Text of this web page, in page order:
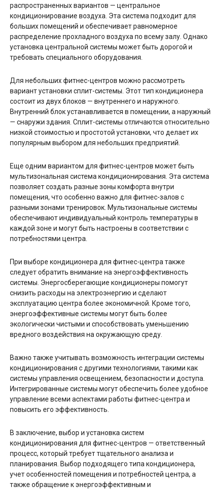
распространенных вариантов — центральное
кондиционирование воздуха. Эта система подходит для
больших помещений и обеспечивает равномерное
распределение прохладного воздуха по всему залу. Однако
установка центральной системы может быть дорогой и
требовать специального оборудования.
Для небольших фитнес-центров можно рассмотреть
вариант установки сплит-системы. Этот тип кондиционера
состоит из двух блоков — внутреннего и наружного.
Внутренний блок устанавливается в помещении, а наружный
— снаружи здания. Сплит-системы отличаются относительно
низкой стоимостью и простотой установки, что делает их
популярным выбором для небольших предприятий.
Еще одним вариантом для фитнес-центров может быть
мультизональная система кондиционирования. Эта система
позволяет создать разные зоны комфорта внутри
помещения, что особенно важно для фитнес-залов с
разными зонами тренировок. Мультизональные системы
обеспечивают индивидуальный контроль температуры в
каждой зоне и могут быть настроены в соответствии с
потребностями центра.
При выборе кондиционера для фитнес-центра также
следует обратить внимание на энергоэффективность
системы. Энергосберегающие кондиционеры помогут
снизить расходы на электроэнергию и сделают
эксплуатацию центра более экономичной. Кроме того,
энергоэффективные системы могут быть более
экологически чистыми и способствовать уменьшению
вредного воздействия на окружающую среду.
Важно также учитывать возможность интеграции системы
кондиционирования с другими технологиями, такими как
системы управления освещением, безопасности и доступа.
Интегрированные системы могут обеспечить более удобное
управление всеми аспектами работы фитнес-центра и
повысить его эффективность.
В заключение, выбор и установка систем
кондиционирования для фитнес-центров — ответственный
процесс, который требует тщательного анализа и
планирования. Выбор подходящего типа кондиционера,
учет особенностей помещения и потребностей центра, а
также обращение к энергоэффективным и